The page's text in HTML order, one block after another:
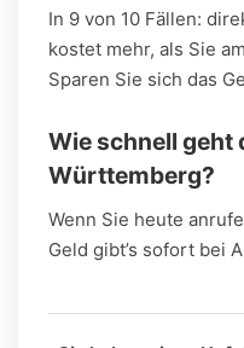
In 9 von 10 Fällen:
kostet mehr, als Sie
Sparen Sie sich das
Wie schnell geht
Württemberg?
Wenn Sie heute
Geld gibt’s sofort bei